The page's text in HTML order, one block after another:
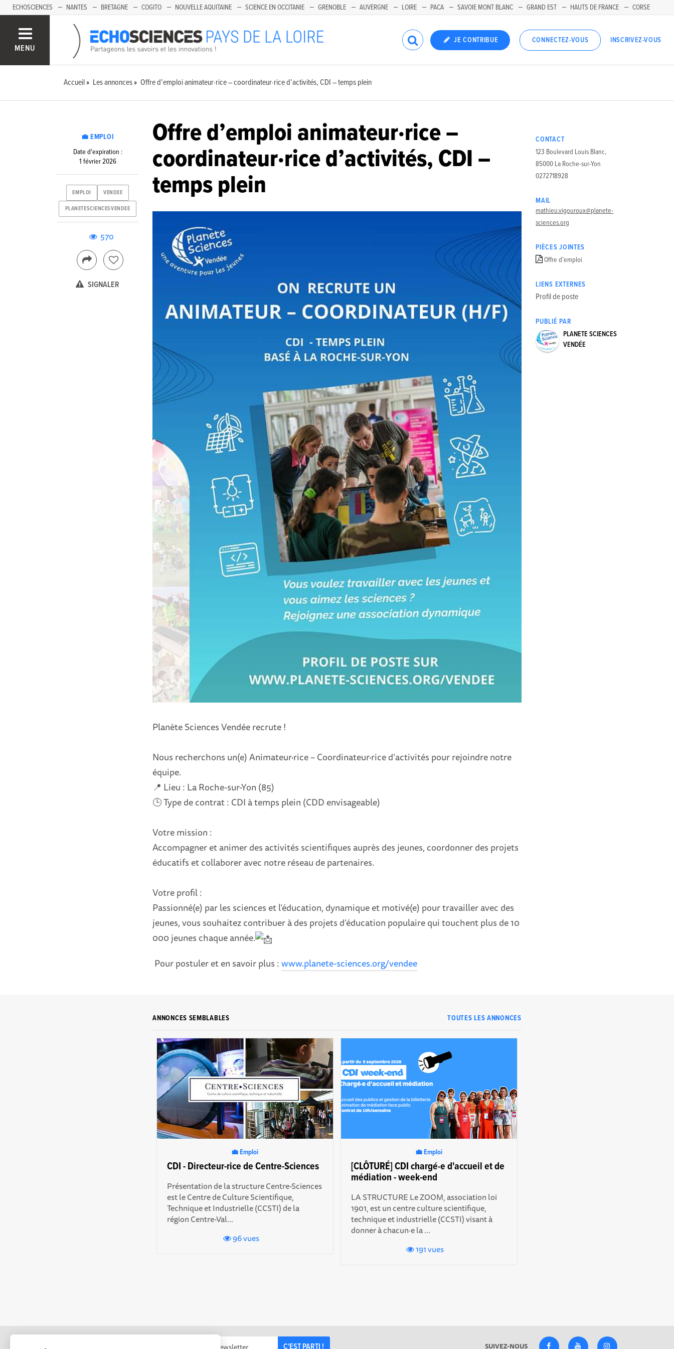
ECHOSCIENCES NANTES BRETAGNE COGITO NOUVELLE AQUITAINE SCIENCE EN OCCITANIE GRENOBLE AUVERGNE LOIRE PACA SAVOIE MONT BLANC GRAND EST HAUTS DE FRANCE CORSE
MENU
JE CONTRIBUE CONNECTEZ-VOUS INSCRIVEZ-VOUS
Accueil Les annonces Offre d’emploi animateur·rice – coordinateur·rice d’activités, CDI – temps plein
Offre d’emploi animateur·rice –
coordinateur·rice d’activités, CDI –
temps plein
Planète Sciences Vendée recrute !
Nous recherchons un(e) Animateur·rice – Coordinateur·rice d’activités pour rejoindre notre
équipe.
📍 Lieu : La Roche-sur-Yon (85)
🕒 Type de contrat : CDI à temps plein (CDD envisageable)
Votre mission :
Accompagner et animer des activités scientifiques auprès des jeunes, coordonner des projets
éducatifs et collaborer avec notre réseau de partenaires.
Votre profil :
Passionné(e) par les sciences et l’éducation, dynamique et motivé(e) pour travailler avec des
jeunes, vous souhaitez contribuer à des projets d’éducation populaire qui touchent plus de 10
000 jeunes chaque année.
Pour postuler et en savoir plus :www.planete-sciences.org/vendee
💼 EMPLOI
Date d'expiration :
1 février 2026
EMPLOI VENDEE
PLANETESCIENCESVENDEE
570
SIGNALER
CONTACT
123 Boulevard Louis Blanc,
85000 La Roche-sur-Yon
0272718928
MAIL
mathieu.vigouroux@planete-
sciences.org
PIÈCES JOINTES
Offre d’emploi
LIENS EXTERNES
Profil de poste
PUBLIÉ PAR
PLANETE SCIENCES
VENDÉE
TOUTES LES ANNONCES
ANNONCES SEMBLABLES
💼 Emploi
CDI - Directeur-rice de Centre-Sciences
Présentation de la structure Centre-Sciences
est le Centre de Culture Scientifique,
Technique et Industrielle (CCSTI) de la
région Centre-Val...
96 vues
💼 Emploi
[CLÔTURÉ] CDI chargé·e d'accueil et de
médiation - week-end
LA STRUCTURE Le ZOOM, association loi
1901, est un centre culture scientifique,
technique et industrielle (CCSTI) visant à
donner à chacun·e la ...
191 vues
C'EST PARTI ! SUIVEZ-NOUS